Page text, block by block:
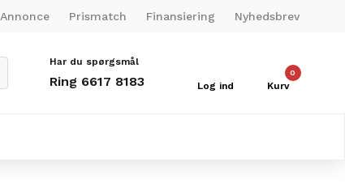
Annonce Prismatch Finansiering Nyhedsbrev
Har du spørgsmål
Ring 6617 8183 Log ind
0
Kurv